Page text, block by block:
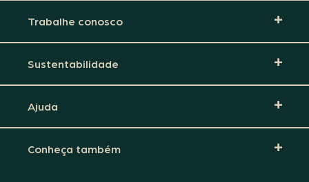
Trabalhe conosco
Sustentabilidade
Ajuda
Conheça também